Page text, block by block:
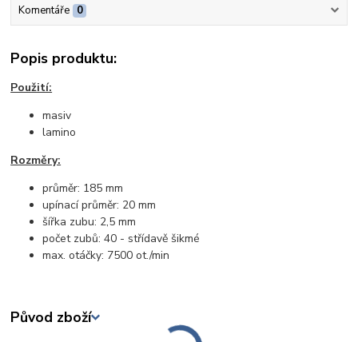
Komentáře 0
Popis produktu:
Použití:
masiv
lamino
Rozměry:
průměr: 185 mm
upínací průměr: 20 mm
šířka zubu: 2,5 mm
počet zubů: 40 - střídavě šikmé
max. otáčky: 7500 ot./min
Původ zboží